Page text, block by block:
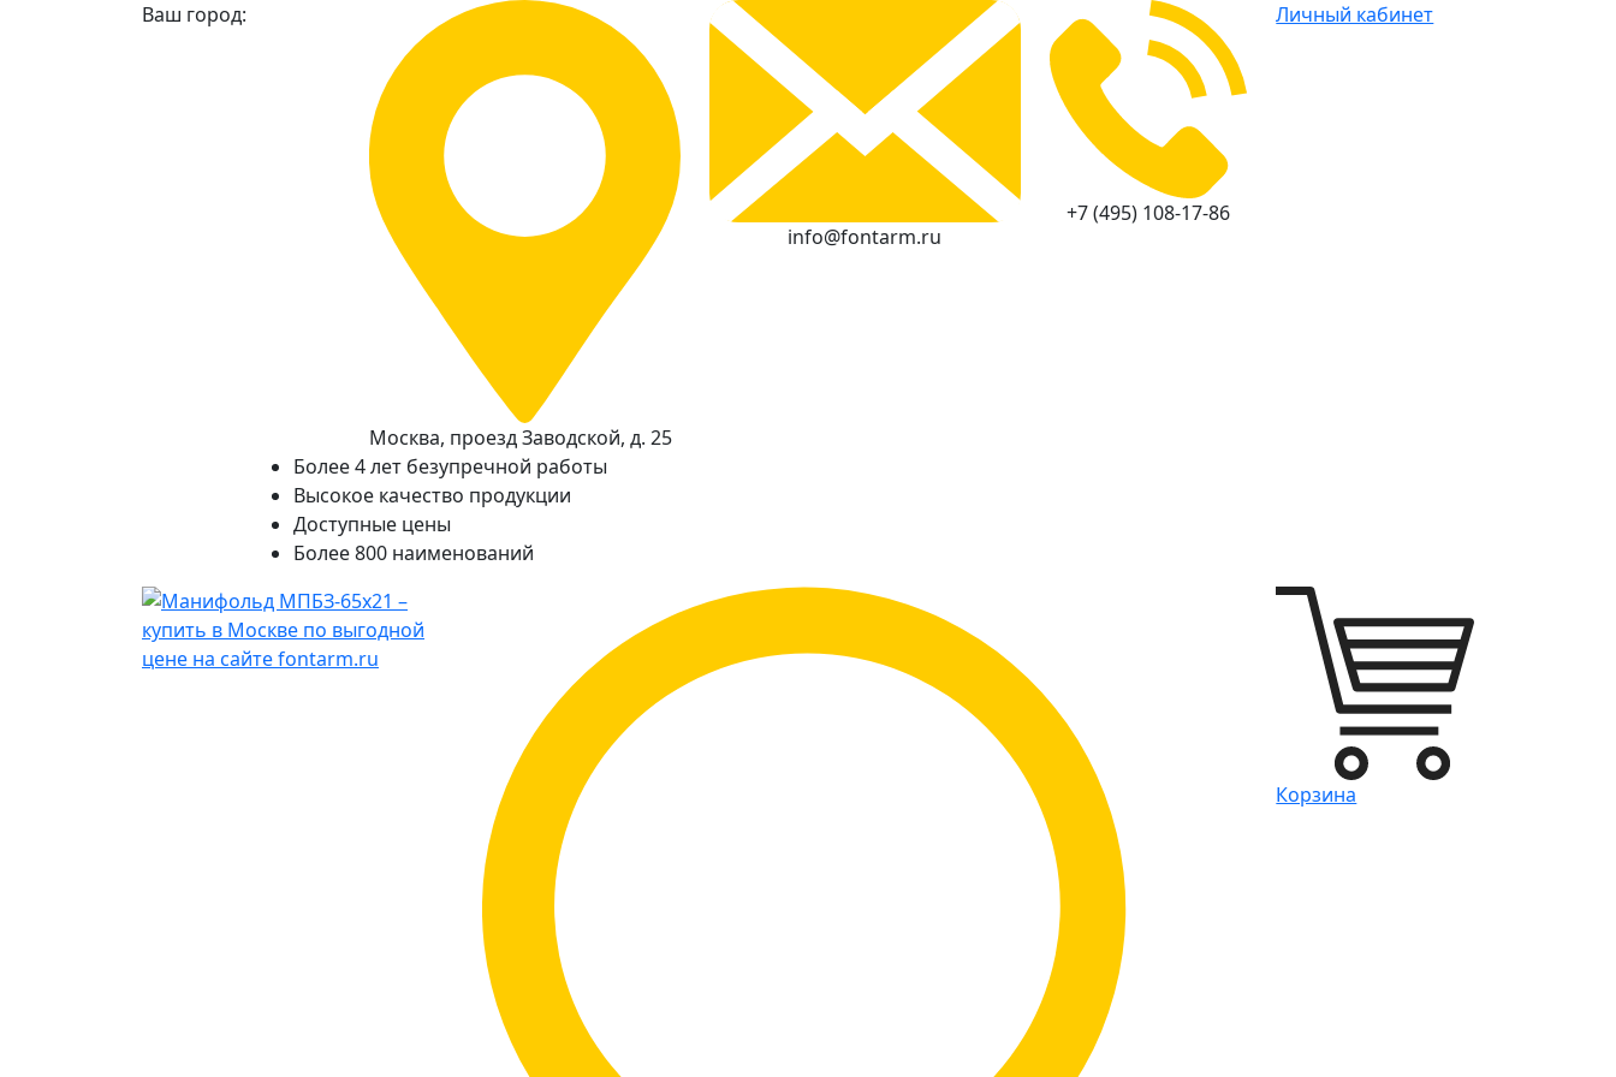
Ваш город:
Москва, проезд Заводской, д. 25
info@fontarm.ru
+7 (495) 108-17-86
Личный кабинет
Более 4 лет безупречной работы
Высокое качество продукции
Доступные цены
Более 800 наименований
Корзина